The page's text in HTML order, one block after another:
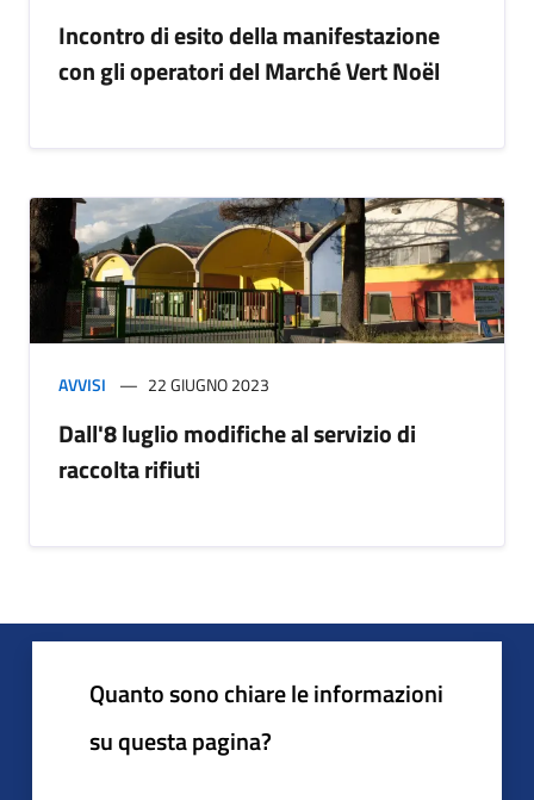
Incontro di esito della manifestazione
con gli operatori del Marché Vert Noël
AVVISI 22 GIUGNO 2023
Dall'8 luglio modifiche al servizio di
raccolta rifiuti
Quanto sono chiare le informazioni
su questa pagina?